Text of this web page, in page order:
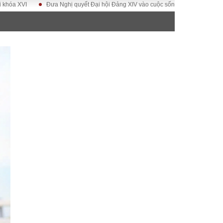
Đưa Nghị quyết Đại hội Đảng XIV vào cuộc sống Hướng tới Đại hội